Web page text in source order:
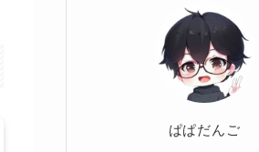
ぱぱだんご